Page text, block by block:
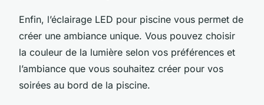
Enfin, l’éclairage LED pour piscine vous permet de
créer une ambiance unique. Vous pouvez choisir
la couleur de la lumière selon vos préférences et
l’ambiance que vous souhaitez créer pour vos
soirées au bord de la piscine.